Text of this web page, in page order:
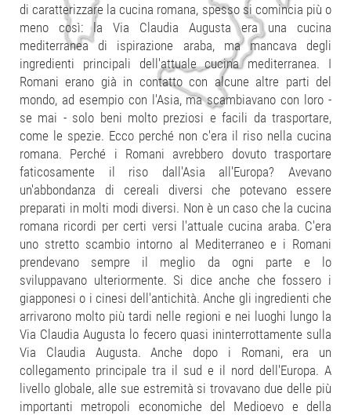
di caratterizzare la cucina romana, spesso si comincia più o
meno così: la Via Claudia Augusta era una cucina
mediterranea di ispirazione araba, ma mancava degli
ingredienti principali dell'attuale cucina mediterranea. I
Romani erano già in contatto con alcune altre parti del
mondo, ad esempio con l'Asia, ma scambiavano con loro -
se mai - solo beni molto preziosi e facili da trasportare,
come le spezie. Ecco perché non c'era il riso nella cucina
romana. Perché i Romani avrebbero dovuto trasportare
faticosamente il riso dall'Asia all'Europa? Avevano
un'abbondanza di cereali diversi che potevano essere
preparati in molti modi diversi. Non è un caso che la cucina
romana ricordi per certi versi l'attuale cucina araba. C'era
uno stretto scambio intorno al Mediterraneo e i Romani
prendevano sempre il meglio da ogni parte e lo
sviluppavano ulteriormente. Si dice anche che fossero i
giapponesi o i cinesi dell'antichità. Anche gli ingredienti che
arrivarono molto più tardi nelle regioni e nei luoghi lungo la
Via Claudia Augusta lo fecero quasi ininterrottamente sulla
Via Claudia Augusta. Anche dopo i Romani, era un
collegamento principale tra il sud e il nord dell'Europa. A
livello globale, alle sue estremità si trovavano due delle più
importanti metropoli economiche del Medioevo e della